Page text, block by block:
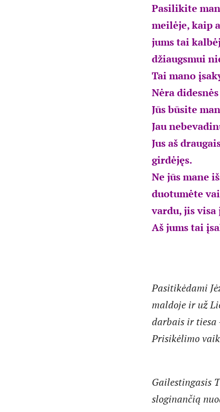
Pasilikite
meilėje, kaip
jums tai
džiaugsmui
Tai mano
Nėra
Jūs būsite
Jau
Jus aš
girdėjęs.
Ne jūs mane
duotumėte
vardu, jis visa
Aš jums tai
Pasitikėdami
maldoje ir už
darbais ir tiesa
Prisikėlimo
Gailestingasis
sloginančią